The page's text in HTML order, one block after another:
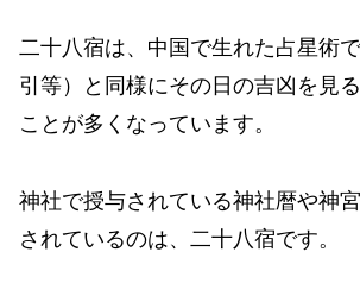
二十八宿は、中国で生れた占星術
引等）と同様にその日の吉凶を見
ことが多くなっています。
神社で授与されている神社暦や神
されているのは、二十八宿です。